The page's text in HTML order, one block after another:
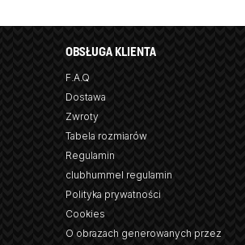
OBSŁUGA KLIENTA
F.A.Q
Dostawa
Zwroty
Tabela rozmiarów
Regulamin
clubhummel regulamin
Polityka prywatności
Cookies
O obrazach generowanych przez